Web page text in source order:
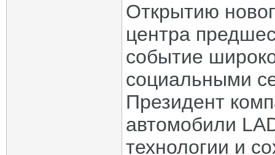
Открытию
центра
событие
социальными
Президент
автомобили
технологии и